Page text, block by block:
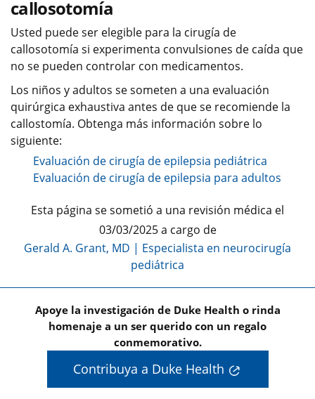
callosotomía
Usted puede ser elegible para la cirugía de
callosotomía si experimenta convulsiones de caída que
no se pueden controlar con medicamentos.
Los niños y adultos se someten a una evaluación
quirúrgica exhaustiva antes de que se recomiende la
callostomía. Obtenga más información sobre lo
siguiente:
Evaluación de cirugía de epilepsia pediátrica
Evaluación de cirugía de epilepsia para adultos
Esta página se sometió a una revisión médica el
03/03/2025 a cargo de
Gerald A. Grant, MD | Especialista en neurocirugía
pediátrica
Apoye la investigación de Duke Health o rinda
homenaje a un ser querido con un regalo
conmemorativo.
Contribuya a Duke Health